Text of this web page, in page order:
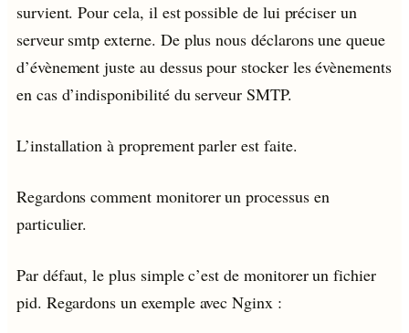
survient. Pour cela, il est possible de lui préciser un
serveur smtp externe. De plus nous déclarons une queue
d’évènement juste au dessus pour stocker les évènements
en cas d’indisponibilité du serveur SMTP.
L’installation à proprement parler est faite.
Regardons comment monitorer un processus en
particulier.
Par défaut, le plus simple c’est de monitorer un fichier
pid. Regardons un exemple avec Nginx :